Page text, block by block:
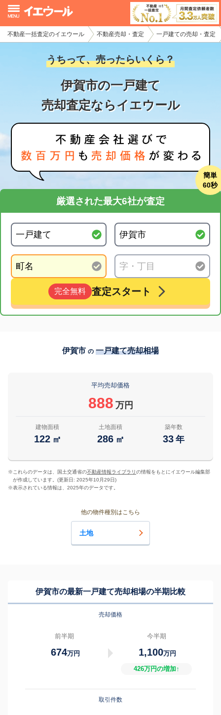
不動産一括査定のイエウール 不動産売却・査定 一戸建ての売却・査定
うちって、売ったらいくら？
伊賀市の一戸建て
売却査定ならイエウール
簡単
60秒
厳選された最大6社が査定
完全無料 査定スタート
伊賀市 の 一戸建て売却相場
平均売却価格
888 万円
建物面積
122 ㎡
土地面積
286 ㎡
築年数
33 年
※ これらのデータは、国土交通省の不動産情報ライブラリの情報をもとにイエウール編集部
が作成しています。(更新日: 2025年10月29日)
※表示されている情報は、2025年のデータです。
他の物件種別はこちら
土地
伊賀市の最新一戸建て売却相場の半期比較
売却価格
前半期
674万円
今半期
1,100万円
426万円の増加↑
取引件数
イエウール加盟希望の不動産会社様
初めての方へ
不動産売却の流れ
不動産の売却・一括査定
家査定シミュレーター
お問い合わせ